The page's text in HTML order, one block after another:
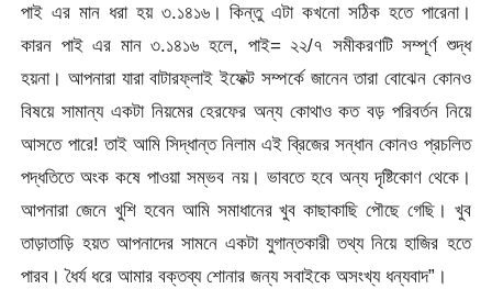
পাই এর মান ধরা হয় ৩.১৪১৬। কিন্তু এটা কখনো সঠিক হতে পারেনা।
কারন পাই এর মান ৩.১৪১৬ হলে, পাই= ২২/৭ সমীকরণটি সম্পূর্ণ শুদ্ধ
হয়না। আপনারা যারা বাটারফ্লাই ইফেক্ট সম্পর্কে জানেন তারা বোঝেন কোনও
বিষয়ে সামান্য একটা নিয়মের হেরফের অন্য কোথাও কত বড় পরিবর্তন নিয়ে
আসতে পারে! তাই আমি সিদ্ধান্ত নিলাম এই ব্রিজের সন্ধান কোনও প্রচলিত
পদ্ধতিতে অংক কষে পাওয়া সম্ভব নয়। ভাবতে হবে অন্য দৃষ্টিকোণ থেকে।
আপনারা জেনে খুশি হবেন আমি সমাধানের খুব কাছাকাছি পৌছে গেছি। খুব
তাড়াতাড়ি হয়ত আপনাদের সামনে একটা যুগান্তকারী তথ্য নিয়ে হাজির হতে
পারব। ধৈর্য ধরে আমার বক্তব্য শোনার জন্য সবাইকে অসংখ্য ধন্যবাদ”।